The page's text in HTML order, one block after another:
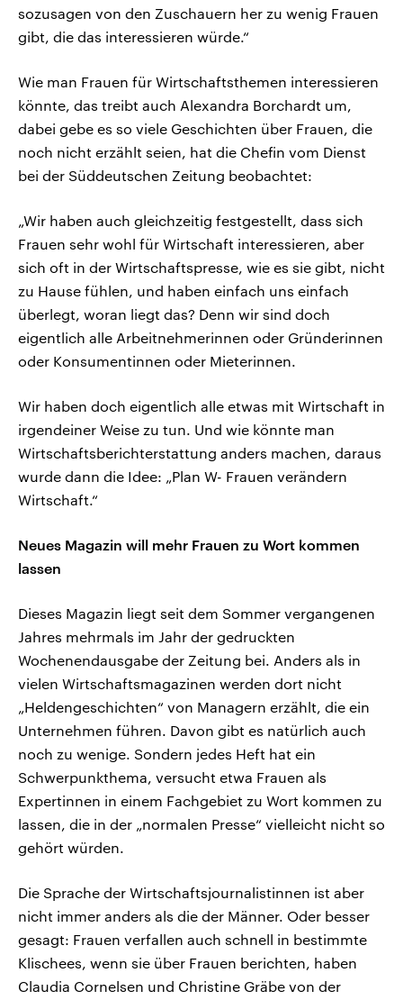
sozusagen von den Zuschauern her zu wenig Frauen
gibt, die das interessieren würde.“
Wie man Frauen für Wirtschaftsthemen interessieren
könnte, das treibt auch Alexandra Borchardt um,
dabei gebe es so viele Geschichten über Frauen, die
noch nicht erzählt seien, hat die Chefin vom Dienst
bei der Süddeutschen Zeitung beobachtet:
„Wir haben auch gleichzeitig festgestellt, dass sich
Frauen sehr wohl für Wirtschaft interessieren, aber
sich oft in der Wirtschaftspresse, wie es sie gibt, nicht
zu Hause fühlen, und haben einfach uns einfach
überlegt, woran liegt das? Denn wir sind doch
eigentlich alle Arbeitnehmerinnen oder Gründerinnen
oder Konsumentinnen oder Mieterinnen.
Wir haben doch eigentlich alle etwas mit Wirtschaft in
irgendeiner Weise zu tun. Und wie könnte man
Wirtschaftsberichterstattung anders machen, daraus
wurde dann die Idee: „Plan W- Frauen verändern
Wirtschaft.“
Neues Magazin will mehr Frauen zu Wort kommen
lassen
Dieses Magazin liegt seit dem Sommer vergangenen
Jahres mehrmals im Jahr der gedruckten
Wochenendausgabe der Zeitung bei. Anders als in
vielen Wirtschaftsmagazinen werden dort nicht
„Heldengeschichten“ von Managern erzählt, die ein
Unternehmen führen. Davon gibt es natürlich auch
noch zu wenige. Sondern jedes Heft hat ein
Schwerpunkthema, versucht etwa Frauen als
Expertinnen in einem Fachgebiet zu Wort kommen zu
lassen, die in der „normalen Presse“ vielleicht nicht so
gehört würden.
Die Sprache der Wirtschaftsjournalistinnen ist aber
nicht immer anders als die der Männer. Oder besser
gesagt: Frauen verfallen auch schnell in bestimmte
Klischees, wenn sie über Frauen berichten, haben
Claudia Cornelsen und Christine Gräbe von der